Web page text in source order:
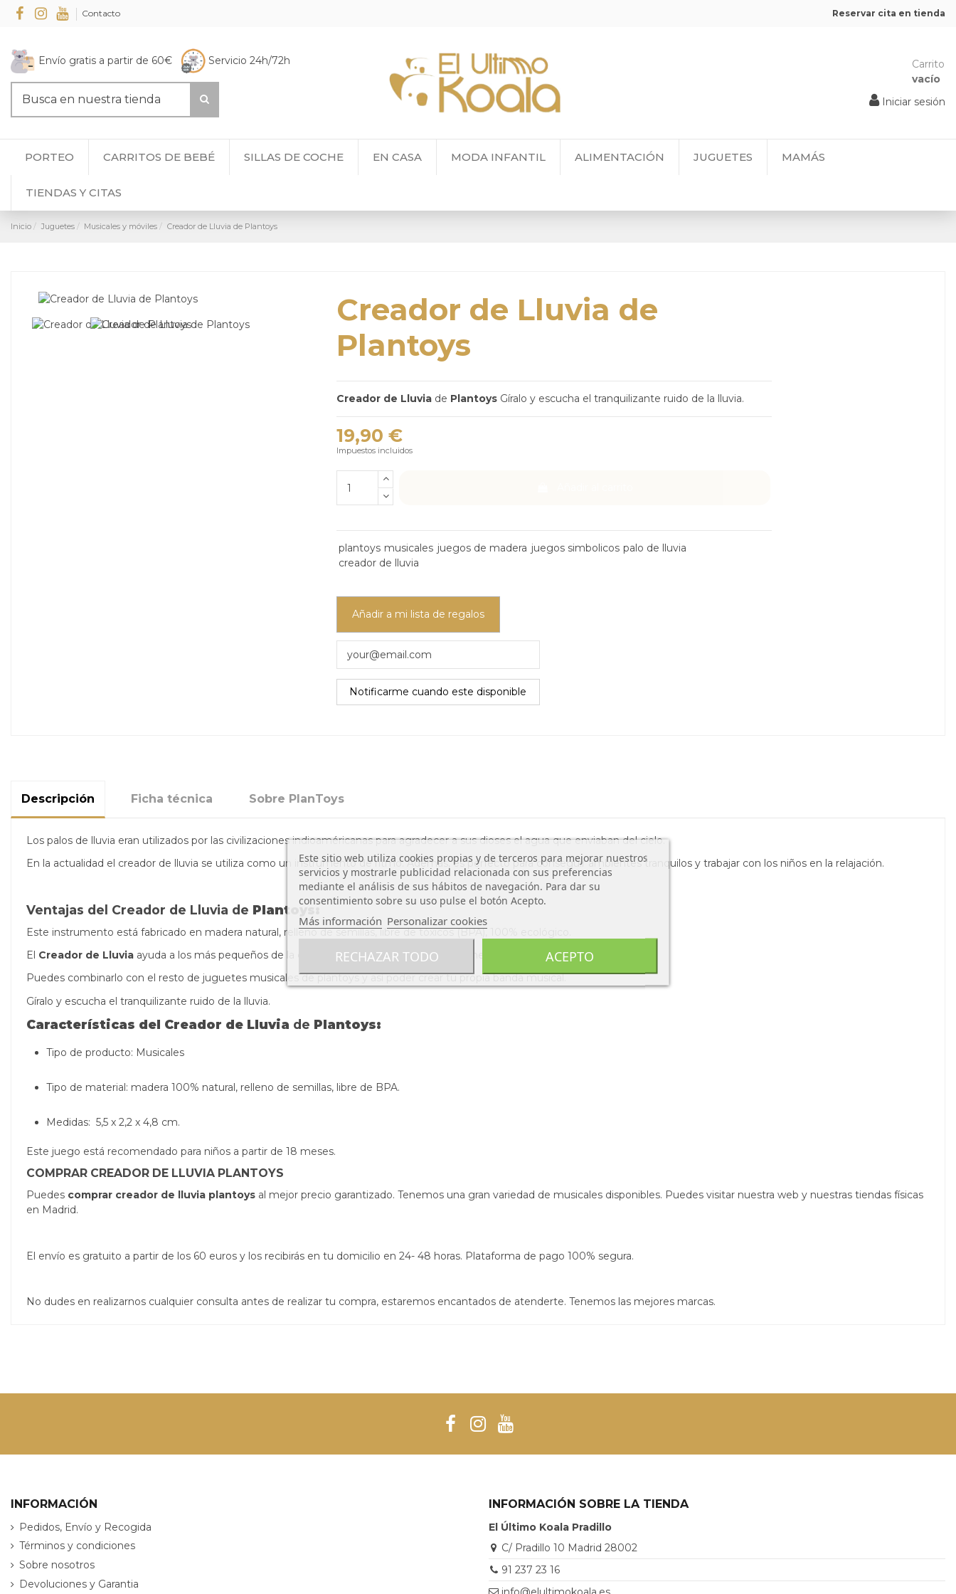
Contacto Reservar cita en tienda
Envío gratis a partir de 60€ Servicio 24h/72h
Carrito
vacío
Iniciar sesión
PORTEO CARRITOS DE BEBÉ SILLAS DE COCHE EN CASA MODA INFANTIL ALIMENTACIÓN JUGUETES MAMÁS
TIENDAS Y CITAS
Inicio Juguetes Musicales y móviles Creador de Lluvia de Plantoys
Creador de Lluvia de
Plantoys
Creador de Lluvia de Plantoys Gíralo y escucha el tranquilizante ruido de la lluvia.
19,90 €
Impuestos incluidos
plantoys musicales juegos de madera juegos simbolicos palo de lluvia
creador de lluvia
Añadir a mi lista de regalos
Descripción Ficha técnica Sobre PlanToys
Los palos de lluvia eran utilizados por las civilizaciones indioaméricanas para agradecer a sus dioses el agua que enviaban del cielo.
En la actualidad el creador de lluvia se utiliza como un instrumento de ritmo. Además, es perfecto para conseguir ambientes tranquilos y trabajar con los niños en la relajación.
Ventajas del Creador de Lluvia de Plantoys:
Este instrumento está fabricado en madera natural, relleno de semillas, libre de tóxicos (BPA), 100% ecológico.
El Creador de Lluvia ayuda a los más pequeños de la casa a descubrir nuevos sonidos y mejora la motricidad fina.
Puedes combinarlo con el resto de juguetes musicales de plantoys y así poder crear tu propia banda musical.
Gíralo y escucha el tranquilizante ruido de la lluvia.
Características del Creador de Lluvia de Plantoys:
Tipo de producto: Musicales
Tipo de material: madera 100% natural, relleno de semillas, libre de BPA.
Medidas: 5,5 x 2,2 x 4,8 cm.
Este juego está recomendado para niños a partir de 18 meses.
COMPRAR CREADOR DE LLUVIA PLANTOYS
Puedes comprar creador de lluvia plantoys al mejor precio garantizado. Tenemos una gran variedad de musicales disponibles. Puedes visitar nuestra web y nuestras tiendas físicas
en Madrid.
El envío es gratuito a partir de los 60 euros y los recibirás en tu domicilio en 24- 48 horas. Plataforma de pago 100% segura.
No dudes en realizarnos cualquier consulta antes de realizar tu compra, estaremos encantados de atenderte. Tenemos las mejores marcas.
INFORMACIÓN
Pedidos, Envío y Recogida
Términos y condiciones
Sobre nosotros
Devoluciones y Garantia
INFORMACIÓN SOBRE LA TIENDA
El Último Koala Pradillo
C/ Pradillo 10 Madrid 28002
91 237 23 16
Este sitio web utiliza cookies propias y de terceros para mejorar nuestros
servicios y mostrarle publicidad relacionada con sus preferencias
mediante el análisis de sus hábitos de navegación. Para dar su
consentimiento sobre su uso pulse el botón Acepto.
Más información Personalizar cookies
RECHAZAR TODO ACEPTO